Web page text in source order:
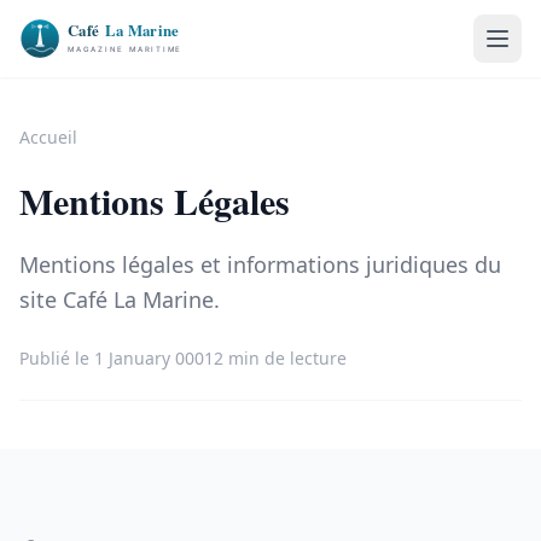
Accueil
Mentions Légales
Mentions légales et informations juridiques du
site Café La Marine.
Publié le 1 January 00012 min de lecture